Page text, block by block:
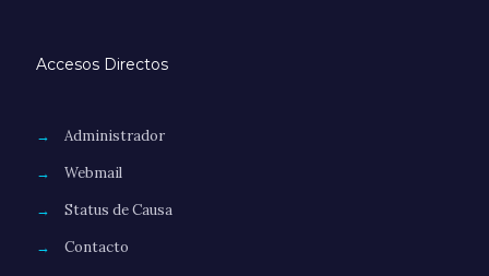
Accesos Directos
→
Administrador
→
Webmail
→
Status de Causa
→
Contacto